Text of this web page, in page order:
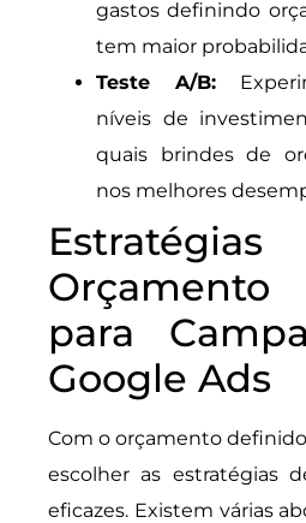
gastos definindo
tem maior
Teste A/B:
níveis de
quais brindes de
nos melhores
Orçamento
para
Google Ads
Com o orçamento
escolher as estratégias
eficazes. Existem várias